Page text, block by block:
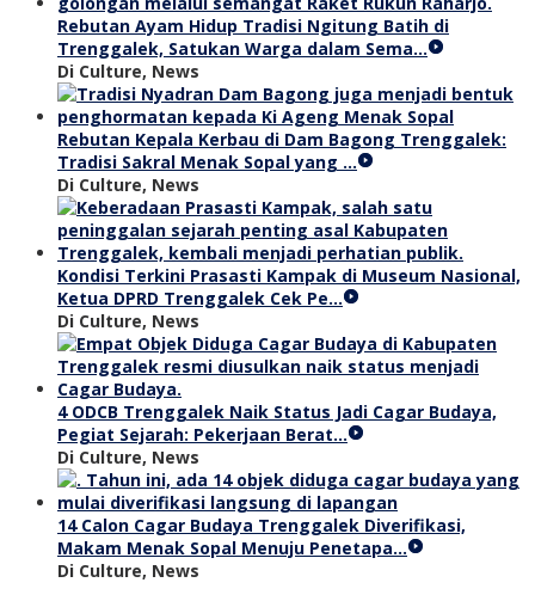
Rebutan Ayam Hidup Tradisi Ngitung Batih di
Trenggalek, Satukan Warga dalam Sema…
Di Culture, News
Rebutan Kepala Kerbau di Dam Bagong Trenggalek:
Tradisi Sakral Menak Sopal yang …
Di Culture, News
Kondisi Terkini Prasasti Kampak di Museum Nasional,
Ketua DPRD Trenggalek Cek Pe…
Di Culture, News
4 ODCB Trenggalek Naik Status Jadi Cagar Budaya,
Pegiat Sejarah: Pekerjaan Berat…
Di Culture, News
14 Calon Cagar Budaya Trenggalek Diverifikasi,
Makam Menak Sopal Menuju Penetapa…
Di Culture, News